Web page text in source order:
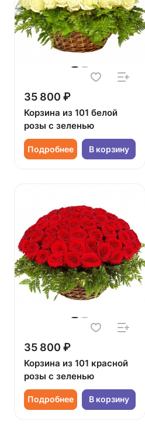
35 800 ₽
Корзина из 101 белой
розы с зеленью
Подробнее В корзину
35 800 ₽
Корзина из 101 красной
розы с зеленью
Подробнее В корзину